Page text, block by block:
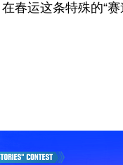
春运这条特殊的“